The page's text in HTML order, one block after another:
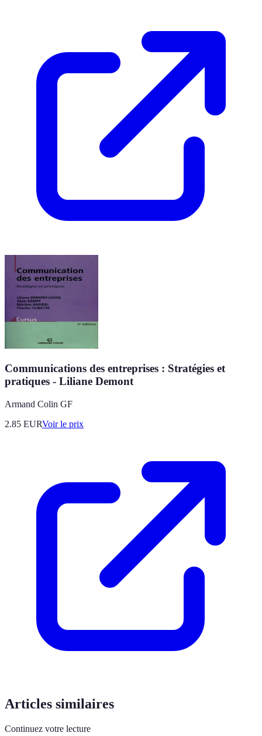
Communications des entreprises : Stratégies et
pratiques - Liliane Demont
Armand Colin GF
2.85 EURVoir le prix
Articles similaires
Continuez votre lecture